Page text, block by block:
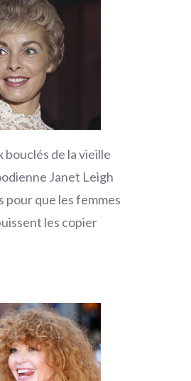
bouclés de la vieille
Janet Leigh
pour que les femmes
les copier